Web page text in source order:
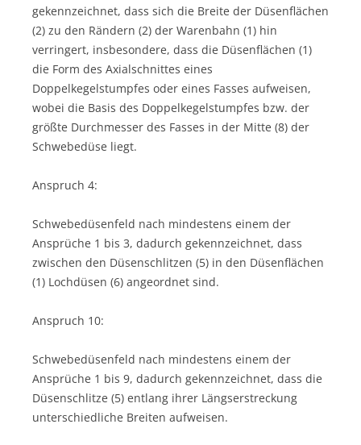
gekennzeichnet, dass sich die Breite der Düsenflächen
(2) zu den Rändern (2) der Warenbahn (1) hin
verringert, insbesondere, dass die Düsenflächen (1)
die Form des Axialschnittes eines
Doppelkegelstumpfes oder eines Fasses aufweisen,
wobei die Basis des Doppelkegelstumpfes bzw. der
größte Durchmesser des Fasses in der Mitte (8) der
Schwebedüse liegt.
Anspruch 4:
Schwebedüsenfeld nach mindestens einem der
Ansprüche 1 bis 3, dadurch gekennzeichnet, dass
zwischen den Düsenschlitzen (5) in den Düsenflächen
(1) Lochdüsen (6) angeordnet sind.
Anspruch 10:
Schwebedüsenfeld nach mindestens einem der
Ansprüche 1 bis 9, dadurch gekennzeichnet, dass die
Düsenschlitze (5) entlang ihrer Längserstreckung
unterschiedliche Breiten aufweisen.